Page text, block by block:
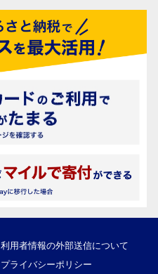
利用者情報の外部送信について
プライバシーポリシー